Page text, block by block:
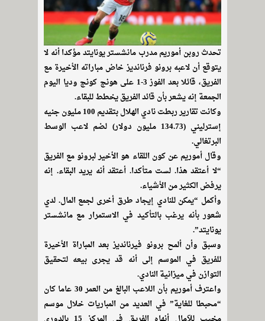
تحدث روبن أموريم مدرب مانشستر يونايتد مؤكدا أنه لا
يتوقع أن لاعبه برونو فرنانديز خاض مباراته الأخيرة مع
الفريق، قائلا بعد الفوز 3-1 على هونج كونج وديا اليوم
الجمعة إنه يشعر بأن قائد الفريق يخطط للبقاء.
وكانت تقارير ربطت نادي الهلال بتقديم 100 مليون جنيه
إسترليني (134.73 مليون دولار) لضم لاعب الوسط
البرتغالي.
وقال أموريم عن كون اللقاء هو الأخير لبرونو مع الفريق
“لا أعتقد هذا. لست متأكدا. أعتقد أنه يريد البقاء. إنه
يرفض الكثير من الأشياء.
وأكمل “يمكن للنادي إيجاد طرق أخرى لجمع المال. لدي
شعور بأنه يرغب بالتأكيد في الاستمرار مع مانشستر
يونايتد”.
وسبق وأن ألمح برونو فيرنانديز بعد المباراة الأخيرة
للفريق في الموسم إلى أنه قد يجرى بيعه لتحقيق
التوازن في ميزانية النادي.
واعترف أموريم بأن اللاعب البالغ من العمر 30 عاما كان
“محبطا للغاية” في العديد من المباريات خلال موسم